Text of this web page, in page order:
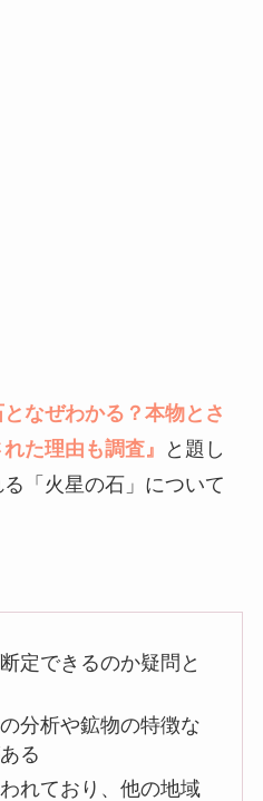
となぜわかる？本物とさ
た理由も調査』
と題し
「火星の石」について
定できるのか疑問と
分析や鉱物の特徴な
る
れており、他の地域